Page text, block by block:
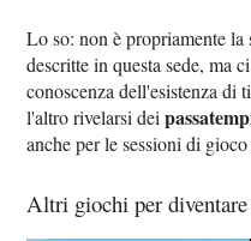
Lo so: non è propriamente
descritte in questa sede, ma
conoscenza dell'esistenza di
l'altro rivelarsi dei
anche per le sessioni di gioco
Altri giochi per